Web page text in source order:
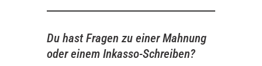
Du hast Fragen zu einer Mahnung
oder einem Inkasso-Schreiben?